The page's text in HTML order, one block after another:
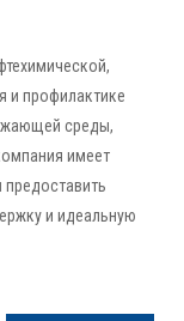
и профилактике
среды,
имеет
предоставить
и идеальную